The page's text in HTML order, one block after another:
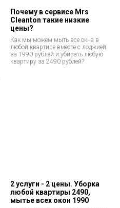
Почему в сервисе Mrs
Cleanton такие низкие
цены?
Как мы можем мыть все окна в
любой квартире вместе с лоджией
за 1990 рублей и убирать любую
квартиру за 2490 рублей?
2 услуги - 2 цены. Уборка
любой квартиры 2490,
мытье всех окон 1990